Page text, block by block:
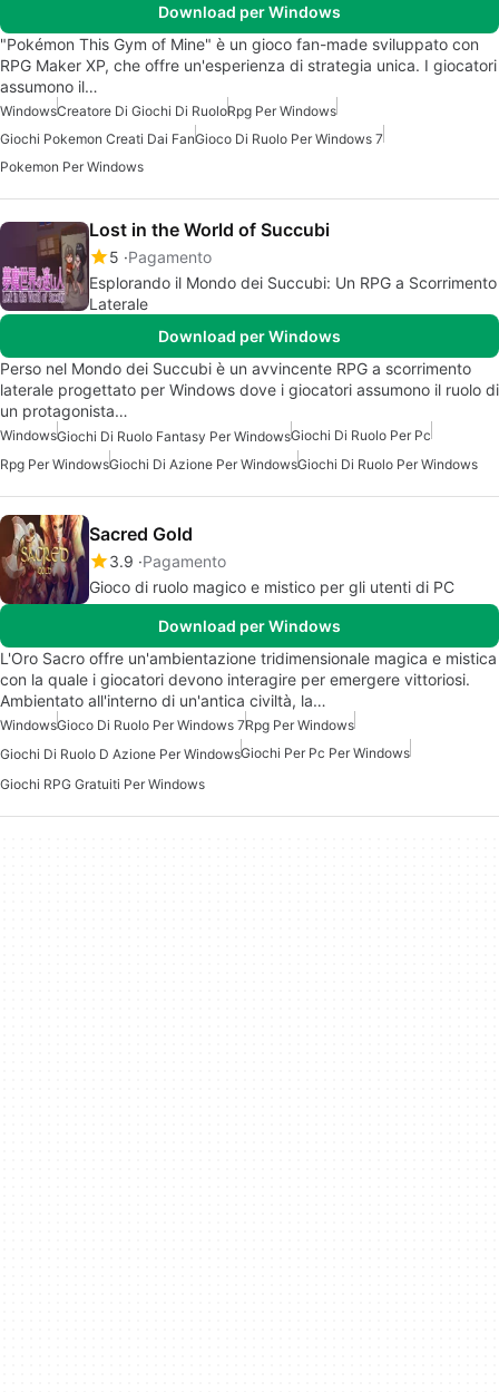
Download per Windows
"Pokémon This Gym of Mine" è un gioco fan-made sviluppato con
RPG Maker XP, che offre un'esperienza di strategia unica. I giocatori
assumono il…
WindowsCreatore Di Giochi Di RuoloRpg Per Windows
Giochi Pokemon Creati Dai FanGioco Di Ruolo Per Windows 7
Pokemon Per Windows
Lost in the World of Succubi
5 Pagamento
Esplorando il Mondo dei Succubi: Un RPG a Scorrimento
Laterale
Download per Windows
Perso nel Mondo dei Succubi è un avvincente RPG a scorrimento
laterale progettato per Windows dove i giocatori assumono il ruolo di
un protagonista…
WindowsGiochi Di Ruolo Fantasy Per WindowsGiochi Di Ruolo Per Pc
Rpg Per WindowsGiochi Di Azione Per WindowsGiochi Di Ruolo Per Windows
Sacred Gold
3.9 Pagamento
Gioco di ruolo magico e mistico per gli utenti di PC
Download per Windows
L'Oro Sacro offre un'ambientazione tridimensionale magica e mistica
con la quale i giocatori devono interagire per emergere vittoriosi.
Ambientato all'interno di un'antica civiltà, la…
WindowsGioco Di Ruolo Per Windows 7Rpg Per Windows
Giochi Di Ruolo D Azione Per WindowsGiochi Per Pc Per Windows
Giochi RPG Gratuiti Per Windows